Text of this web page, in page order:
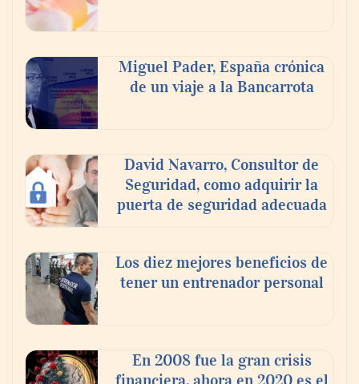
La luz roja, el nuevo aftersun, actúa en la
recuperación de la piel después del sol
Miguel Pader, España crónica
de un viaje a la Bancarrota
David Navarro, Consultor de
Seguridad, como adquirir la
puerta de seguridad adecuada
Los diez mejores beneficios de
tener un entrenador personal
En 2008 fue la gran crisis
financiera, ahora en 2020 es el